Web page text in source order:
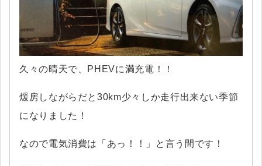
久々の晴天で、PHEVに満充電！！
煖房しながらだと30km少々しか走行出来ない季節
になりました！
なので電気消費は「あっ！！」と言う間です！